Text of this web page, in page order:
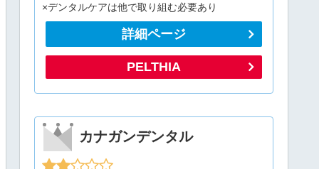
×デンタルケアは他で取り組む必要あり
詳細ページ
PELTHIA
カナガンデンタル